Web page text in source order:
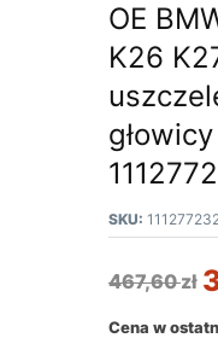
OE
K26
SKU:
467,60zł
Cena w